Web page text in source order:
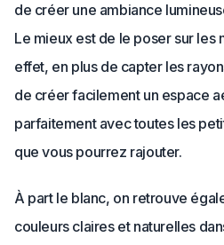
de créer une ambiance
Le mieux est de le poser sur les
effet, en plus de capter les
de créer facilement un espace
parfaitement avec toutes les
que vous pourrez rajouter.
À part le blanc, on retrouve
couleurs claires et naturelles